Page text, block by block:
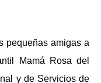
pequeñas amigas a
Mamá Rosa del
y de Servicios de